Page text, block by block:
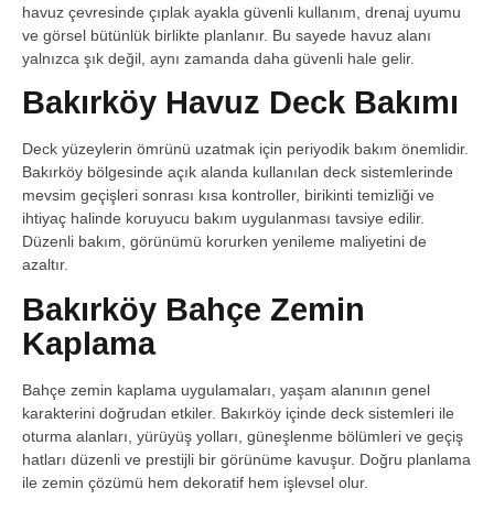
havuz çevresinde çıplak ayakla güvenli kullanım, drenaj uyumu
ve görsel bütünlük birlikte planlanır. Bu sayede havuz alanı
yalnızca şık değil, aynı zamanda daha güvenli hale gelir.
Bakırköy Havuz Deck Bakımı
Deck yüzeylerin ömrünü uzatmak için periyodik bakım önemlidir.
Bakırköy bölgesinde açık alanda kullanılan deck sistemlerinde
mevsim geçişleri sonrası kısa kontroller, birikinti temizliği ve
ihtiyaç halinde koruyucu bakım uygulanması tavsiye edilir.
Düzenli bakım, görünümü korurken yenileme maliyetini de
azaltır.
Bakırköy Bahçe Zemin
Kaplama
Bahçe zemin kaplama uygulamaları, yaşam alanının genel
karakterini doğrudan etkiler. Bakırköy içinde deck sistemleri ile
oturma alanları, yürüyüş yolları, güneşlenme bölümleri ve geçiş
hatları düzenli ve prestijli bir görünüme kavuşur. Doğru planlama
ile zemin çözümü hem dekoratif hem işlevsel olur.